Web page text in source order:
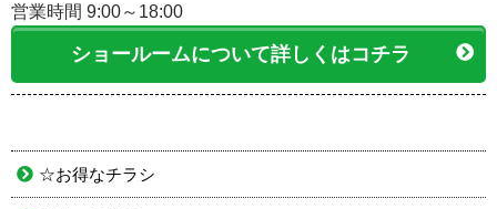
営業時間 9:00～18:00
ショールームについて詳しくはコチラ
☆お得なチラシ